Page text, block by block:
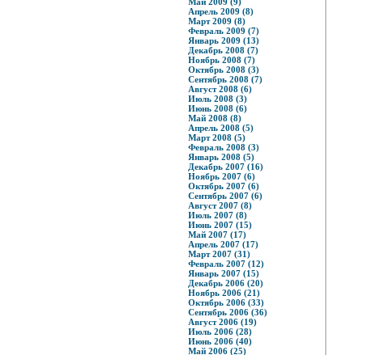
Апрель 2009 (8)
Март 2009 (8)
Февраль 2009 (7)
Январь 2009 (13)
Декабрь 2008 (7)
Ноябрь 2008 (7)
Октябрь 2008 (3)
Сентябрь 2008 (7)
Август 2008 (6)
Июль 2008 (3)
Июнь 2008 (6)
Май 2008 (8)
Апрель 2008 (5)
Март 2008 (5)
Февраль 2008 (3)
Январь 2008 (5)
Декабрь 2007 (16)
Ноябрь 2007 (6)
Октябрь 2007 (6)
Сентябрь 2007 (6)
Август 2007 (8)
Июль 2007 (8)
Июнь 2007 (15)
Май 2007 (17)
Апрель 2007 (17)
Март 2007 (31)
Февраль 2007 (12)
Январь 2007 (15)
Декабрь 2006 (20)
Ноябрь 2006 (21)
Октябрь 2006 (33)
Сентябрь 2006 (36)
Август 2006 (19)
Июль 2006 (28)
Июнь 2006 (40)
Май 2006 (25)